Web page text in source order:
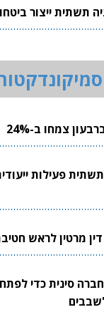
צמחו ב-24%
פעילות
מרטין לראש
סינית כדי